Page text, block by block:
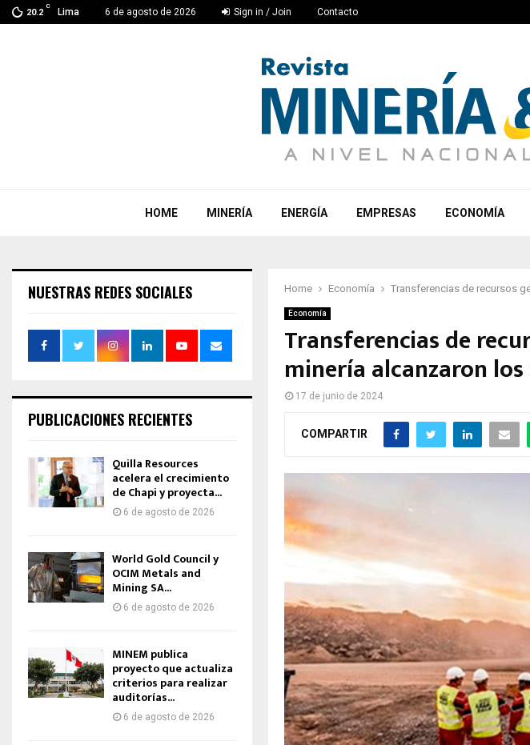
20.2
C
Lima 6 de agosto de 2026 Sign in / Join Contacto
HOME MINERÍA ENERGÍA EMPRESAS ECONOMÍA
Home Economía Transferencias de recursos
Economía
Transferencias de
minería alcanzaron
17 de junio de 2024
COMPARTIR
NUESTRAS REDES SOCIALES
PUBLICACIONES RECIENTES
Quilla Resources
acelera el crecimiento
de Chapi y proyecta...
6 de agosto de 2026
World Gold Council y
OCIM Metals and
Mining SA...
6 de agosto de 2026
MINEM publica
proyecto que actualiza
criterios para realizar
auditorías...
6 de agosto de 2026